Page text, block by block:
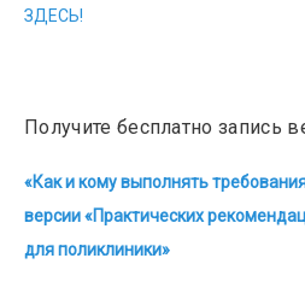
ЗДЕСЬ!
Получите бесплатно запись
«Как и кому выполнять
версии «Практических
для поликлиники»